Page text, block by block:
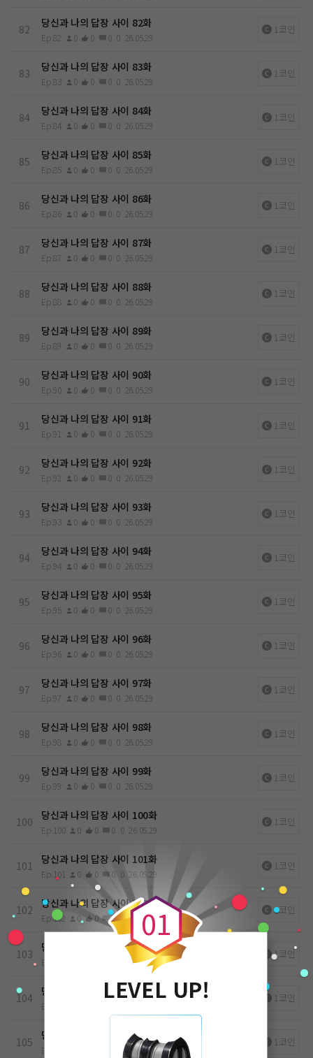
82 당신과 나의 답장 사이 82화
Ep.82 0 0 0 0 26.05.29
1코인
83 당신과 나의 답장 사이 83화
Ep.83 0 0 0 0 26.05.29
1코인
84 당신과 나의 답장 사이 84화
Ep.84 0 0 0 0 26.05.29
1코인
85 당신과 나의 답장 사이 85화
Ep.85 0 0 0 0 26.05.29
1코인
86 당신과 나의 답장 사이 86화
Ep.86 0 0 0 0 26.05.29
1코인
87 당신과 나의 답장 사이 87화
Ep.87 0 0 0 0 26.05.29
1코인
88 당신과 나의 답장 사이 88화
Ep.88 0 0 0 0 26.05.29
1코인
89 당신과 나의 답장 사이 89화
Ep.89 0 0 0 0 26.05.29
1코인
90 당신과 나의 답장 사이 90화
Ep.90 0 0 0 0 26.05.29
1코인
91 당신과 나의 답장 사이 91화
Ep.91 0 0 0 0 26.05.29
1코인
92 당신과 나의 답장 사이 92화
Ep.92 0 0 0 0 26.05.29
1코인
93 당신과 나의 답장 사이 93화
Ep.93 0 0 0 0 26.05.29
1코인
94 당신과 나의 답장 사이 94화
Ep.94 0 0 0 0 26.05.29
1코인
95 당신과 나의 답장 사이 95화
Ep.95 0 0 0 0 26.05.29
1코인
96 당신과 나의 답장 사이 96화
Ep.96 0 0 0 0 26.05.29
1코인
97 당신과 나의 답장 사이 97화
Ep.97 0 0 0 0 26.05.29
1코인
98 당신과 나의 답장 사이 98화
Ep.98 0 0 0 0 26.05.29
1코인
99 당신과 나의 답장 사이 99화
Ep.99 0 0 0 0 26.05.29
1코인
100 당신과 나의 답장 사이 100화
Ep.100 0 0 0 0 26.05.29
1코인
101 당신과 나의 답장 사이 101화
Ep.101 0 0 0 0 26.05.29
1코인
102 당신과 나의 답장 사이 102화
Ep.102 0 0 0 0 26.05.29
1코인
103 당신과 나의 답장 사이 103화
Ep.103 26.05.29
1코인
104 당신과 나의 답장 사이 104화
Ep.104
1코인
105 당신과 나의 답장 사이 105화
Ep.105 0 26.05.29
1코인
0
0
1
LEVEL UP!